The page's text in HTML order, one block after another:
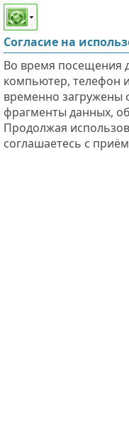
Этот сайт
слабовидящих
Согласие на
Во время посещения
компьютер, телефон
временно
фрагменты данных,
Продолжая
соглашаетесь с